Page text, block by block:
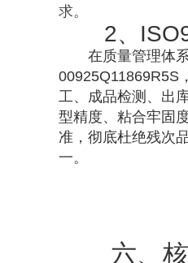
求。
2、
在质量管理体
00925Q11869R5S
工、成品检测、出
型精度、粘合牢固
准，彻底杜绝残次
一。
六、